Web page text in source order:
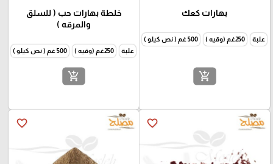
بهارات كعك
علبة 250غم (وقيه ) 500 غم ( نص كيلو )
add_shopping_cart
خلطة بهارات حب ( للسلق
والمرقه )
علبة 250غم (وقيه ) 500 غم ( نص كيلو )
add_shopping_cart
favorite_border
favorite_border